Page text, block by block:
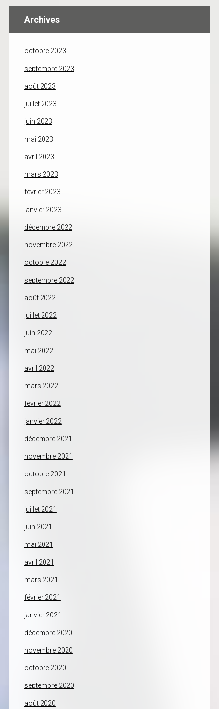
Archives
octobre 2023
septembre 2023
août 2023
juillet 2023
juin 2023
mai 2023
avril 2023
mars 2023
février 2023
janvier 2023
décembre 2022
novembre 2022
octobre 2022
septembre 2022
août 2022
juillet 2022
juin 2022
mai 2022
avril 2022
mars 2022
février 2022
janvier 2022
décembre 2021
novembre 2021
octobre 2021
septembre 2021
juillet 2021
juin 2021
mai 2021
avril 2021
mars 2021
février 2021
janvier 2021
décembre 2020
novembre 2020
octobre 2020
septembre 2020
août 2020